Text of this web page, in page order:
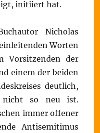
initiiert hat.
Nicholas
Worten
Vorsitzenden der
einem der beiden
deutlich,
nicht so neu ist.
immer offener
Antisemitimus